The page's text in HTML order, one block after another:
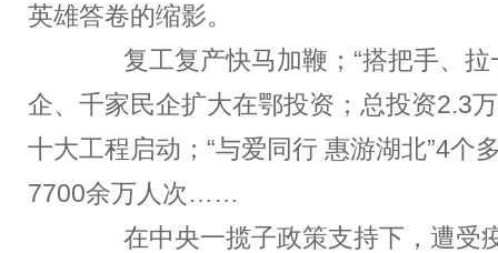
英雄答卷的缩影。
复工复产快马加鞭；“搭把手、拉
企、千家民企扩大在鄂投资；总投资2.3
十大工程启动；“与爱同行 惠游湖北”4个
7700余万人次……
在中央一揽子政策支持下，遭受